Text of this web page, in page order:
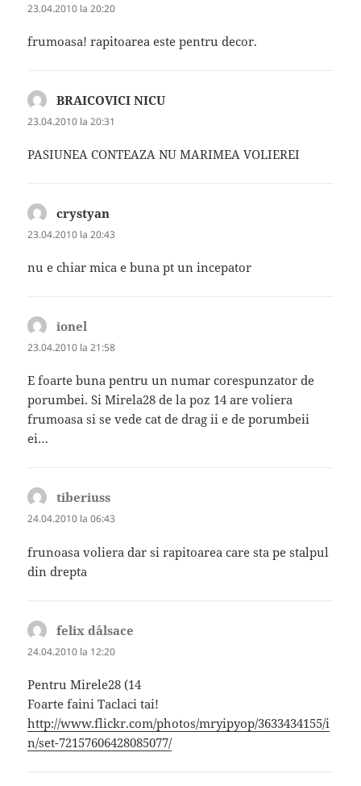
23.04.2010 la 20:20
frumoasa! rapitoarea este pentru decor.
BRAICOVICI NICU
23.04.2010 la 20:31
PASIUNEA CONTEAZA NU MARIMEA VOLIEREI
crystyan
23.04.2010 la 20:43
nu e chiar mica e buna pt un incepator
ionel
23.04.2010 la 21:58
E foarte buna pentru un numar corespunzator de
porumbei. Si Mirela28 de la poz 14 are voliera
frumoasa si se vede cat de drag ii e de porumbeii
ei…
tiberiuss
24.04.2010 la 06:43
frunoasa voliera dar si rapitoarea care sta pe stalpul
din drepta
felix d´alsace
24.04.2010 la 12:20
Pentru Mirele28 (14
Foarte faini Taclaci tai!
http://www.flickr.com/photos/mryipyop/3633434155/i
n/set-72157606428085077/